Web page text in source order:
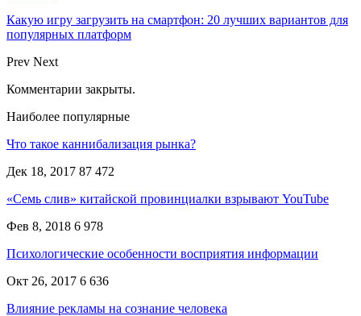
Какую игру загрузить на смартфон: 20 лучших вариантов для
популярных платформ
Prev Next
Комментарии закрыты.
Наиболее популярные
Что такое каннибализация рынка?
Дек 18, 2017 87 472
«Семь слив» китайской провинциалки взрывают YouTube
Фев 8, 2018 6 978
Психологические особенности восприятия информации
Окт 26, 2017 6 636
Влияние рекламы на сознание человека